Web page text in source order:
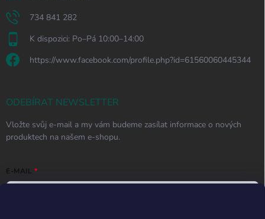
734 841 282
K dispozici: Po–Pá 10:00–14:00
https://www.facebook.com/profile.php?id=61560060445344
ODEBÍRAT NEWSLETTER
Vložte svůj e-mail a my vám budeme zasílat informace o nových
produktech na našem e-shopu.
E-MAIL